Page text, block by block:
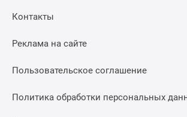
Контакты
Реклама на сайте
Пользовательское соглашение
Политика обработки персональных